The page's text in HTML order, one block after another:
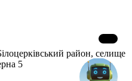
район, селище
5